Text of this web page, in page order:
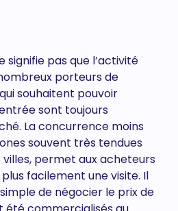
signifie pas que l’activité
porteurs de
souhaitent pouvoir
sont toujours
La concurrence moins
souvent très tendues
permet aux acheteurs
facilement une visite. Il
de négocier le prix de